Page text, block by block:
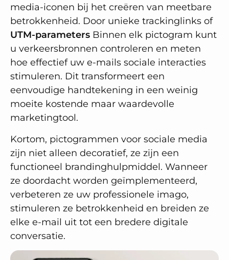
media-iconen bij het creëren van meetbare
betrokkenheid. Door unieke trackinglinks of
UTM-parameters Binnen elk pictogram kunt
u verkeersbronnen controleren en meten
hoe effectief uw e-mails sociale interacties
stimuleren. Dit transformeert een
eenvoudige handtekening in een weinig
moeite kostende maar waardevolle
marketingtool.
Kortom, pictogrammen voor sociale media
zijn niet alleen decoratief, ze zijn een
functioneel brandinghulpmiddel. Wanneer
ze doordacht worden geïmplementeerd,
verbeteren ze uw professionele imago,
stimuleren ze betrokkenheid en breiden ze
elke e-mail uit tot een bredere digitale
conversatie.